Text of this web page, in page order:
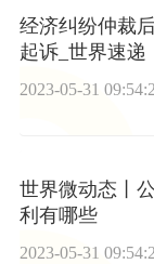
经济纠纷仲裁
起诉_世界速递
2023-05-31
世界微动态丨
利有哪些
2023-05-31